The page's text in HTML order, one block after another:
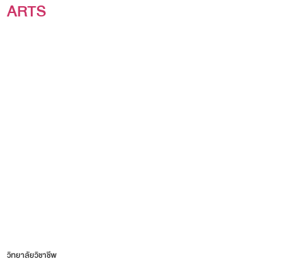
ARTS
วิทยาลัยวิชาชีพ